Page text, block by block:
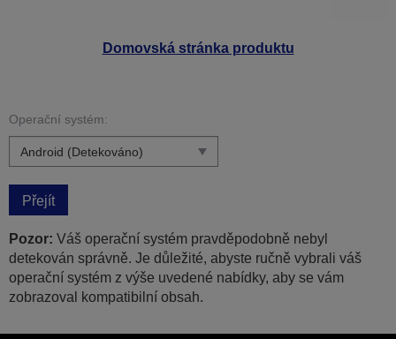
Domovská stránka produktu
Operační systém:
Přejít
Pozor: Váš operační systém pravděpodobně nebyl
detekován správně. Je důležité, abyste ručně vybrali váš
operační systém z výše uvedené nabídky, aby se vám
zobrazoval kompatibilní obsah.